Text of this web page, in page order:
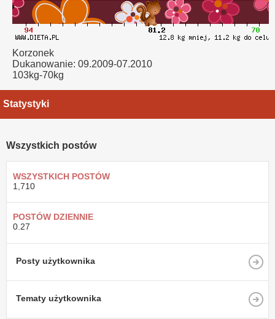
Korzonek
Dukanowanie: 09.2009-07.2010
103kg-70kg
Statystyki
Wszystkich postów
WSZYSTKICH POSTÓW
1,710
POSTÓW DZIENNIE
0.27
Posty użytkownika
Tematy użytkownika